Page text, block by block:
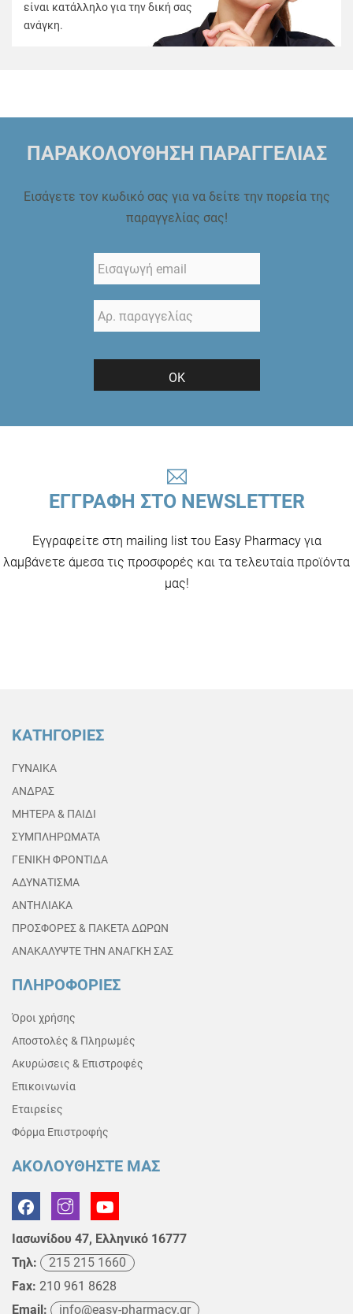
είναι κατάλληλο για την δική σας
ανάγκη.
ΠΑΡΑΚΟΛΟΥΘΗΣΗ ΠΑΡΑΓΓΕΛΙΑΣ
Εισάγετε τον κωδικό σας για να δείτε την πορεία της
παραγγελίας σας!
ΟΚ
ΕΓΓΡΑΦΗ ΣΤΟ NEWSLETTER
Εγγραφείτε στη mailing list του Easy Pharmacy για
λαμβάνετε άμεσα τις προσφορές και τα τελευταία προϊόντα
μας!
ΚΑΤΗΓΟΡΙΕΣ
ΓΥΝΑΙΚΑ
ΑΝΔΡΑΣ
ΜΗΤΕΡΑ & ΠΑΙΔΙ
ΣΥΜΠΛΗΡΩΜΑΤΑ
ΓΕΝΙΚΗ ΦΡΟΝΤΙΔΑ
ΑΔΥΝΑΤΙΣΜΑ
ΑΝΤΗΛΙΑΚΑ
ΠΡΟΣΦΟΡΕΣ & ΠΑΚΕΤΑ ΔΩΡΩΝ
ΑΝΑΚΑΛΥΨΤΕ ΤΗΝ ΑΝΑΓΚΗ ΣΑΣ
ΠΛΗΡΟΦΟΡΙΕΣ
Όροι χρήσης
Αποστολές & Πληρωμές
Ακυρώσεις & Επιστροφές
Επικοινωνία
Εταιρείες
Φόρμα Επιστροφής
ΑΚΟΛΟΥΘΗΣΤΕ ΜΑΣ
Ιασωνίδου 47, Ελληνικό 16777
Τηλ:
215 215 1660
Fax: 210 961 8628
Email:
info@easy-pharmacy.gr